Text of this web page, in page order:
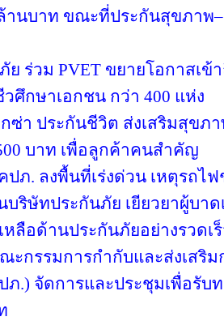
านบาท ขณะที่ประกันสุขภาพ
ย ร่วม PVET ขยายโอกาสเ
ศึกษาเอกชน กว่า 400 แห่ง
ซ่า ประกันชีวิต ส่งเสริมสุขภ
บาท เพื่อลูกค้าคนสำคัญ
ปภ. ลงพื้นที่เร่งด่วน เหตุรถไ
ริษัทประกันภัย เยียวยาผู้บา
ลือด้านประกันภัยอย่างรวดเ
ะกรรมการกำกับและส่งเสริ
ภ.) จัดการและประชุมเพื่อรับ